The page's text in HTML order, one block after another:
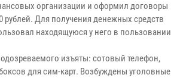
организации и оформил договоры
рублей. Для получения денежных средств
находящуюся у него в пользовании
изъяты: сотовый телефон,
для сим-карт. Возбуждены уголовные